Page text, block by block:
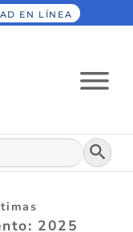
EN LÍNEA
Botón
2025